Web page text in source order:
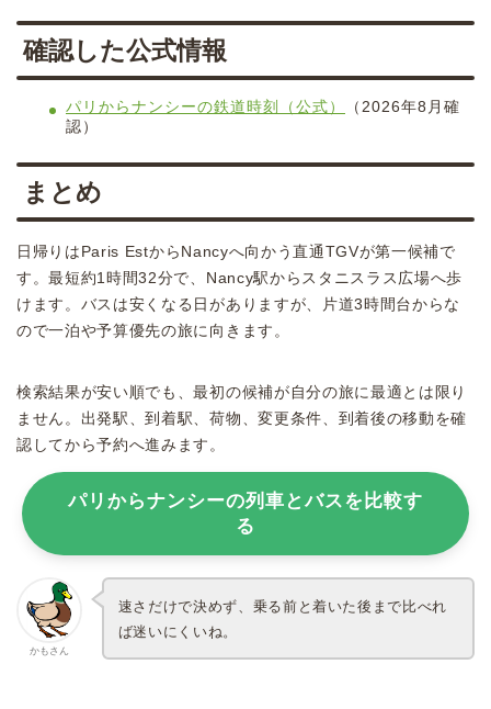
確認した公式情報
パリからナンシーの鉄道時刻（公式）
（2026年8月確
認）
まとめ
日帰りはParis EstからNancyへ向かう直通TGVが第一候補で
す。最短約1時間32分で、Nancy駅からスタニスラス広場へ歩
けます。バスは安くなる日がありますが、片道3時間台からな
ので一泊や予算優先の旅に向きます。
検索結果が安い順でも、最初の候補が自分の旅に最適とは限り
ません。出発駅、到着駅、荷物、変更条件、到着後の移動を確
認してから予約へ進みます。
パリからナンシーの列車とバスを比較す
る
かもさん
速さだけで決めず、乗る前と着いた後まで比べれ
ば迷いにくいね。